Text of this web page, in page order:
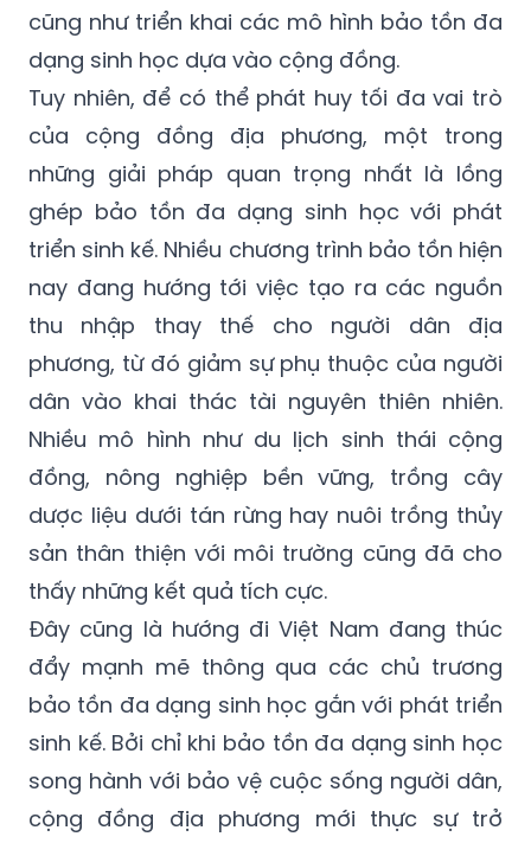
cũng như triển khai các mô hình bảo tồn đa
dạng sinh học dựa vào cộng đồng.
Tuy nhiên, để có thể phát huy tối đa vai trò
của cộng đồng địa phương, một trong
những giải pháp quan trọng nhất là lồng
ghép bảo tồn đa dạng sinh học với phát
triển sinh kế. Nhiều chương trình bảo tồn hiện
nay đang hướng tới việc tạo ra các nguồn
thu nhập thay thế cho người dân địa
phương, từ đó giảm sự phụ thuộc của người
dân vào khai thác tài nguyên thiên nhiên.
Nhiều mô hình như du lịch sinh thái cộng
đồng, nông nghiệp bền vững, trồng cây
dược liệu dưới tán rừng hay nuôi trồng thủy
sản thân thiện với môi trường cũng đã cho
thấy những kết quả tích cực.
Đây cũng là hướng đi Việt Nam đang thúc
đẩy mạnh mẽ thông qua các chủ trương
bảo tồn đa dạng sinh học gắn với phát triển
sinh kế. Bởi chỉ khi bảo tồn đa dạng sinh học
song hành với bảo vệ cuộc sống người dân,
cộng đồng địa phương mới thực sự trở